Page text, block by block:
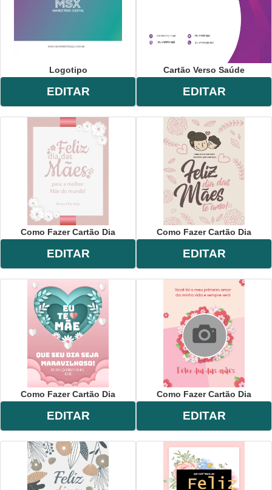
Logotipo
EDITAR
Cartão Verso Saúde
EDITAR
Como Fazer Cartão Dia
EDITAR
Como Fazer Cartão Dia
EDITAR
Como Fazer Cartão Dia
EDITAR
Como Fazer Cartão Dia
EDITAR